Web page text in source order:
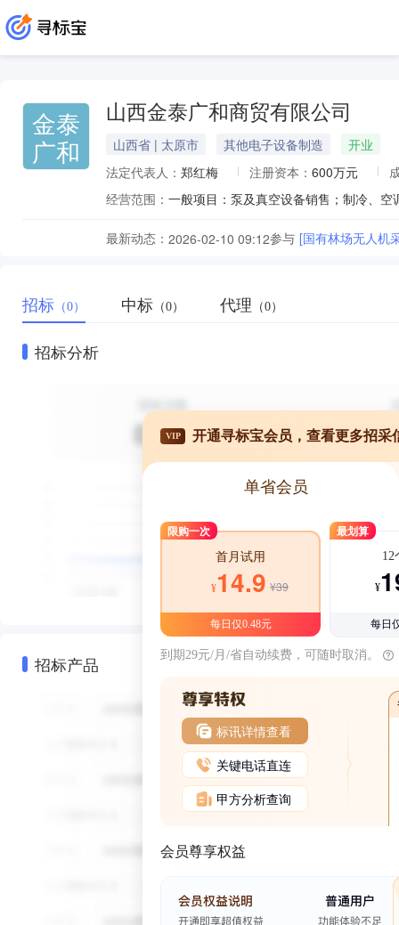
金泰
广和
山西金泰广和商贸有限公司
山西省 | 太原市 其他电子设备制造
开业
法定代表人： 郑红梅 注册资本： 600万元
经营范围：
最新动态： 2026-02-10 09:12参与 [国有林场无人机
招标 （0） 中标 （0） 代理 （0）
招标分析
招标产品
VIP 开通寻标宝会员，查看更多招采
单省会员
限购一次
首月试用
¥14.9 ¥39
每日仅0.48元
最划算
12
¥
每日
到期29元/月/省自动续费，可随时取消。
标讯详情查看
关键电话直连
甲方分析查询
会员尊享权益